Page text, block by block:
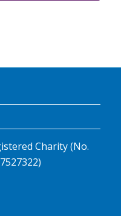
Charity (No.